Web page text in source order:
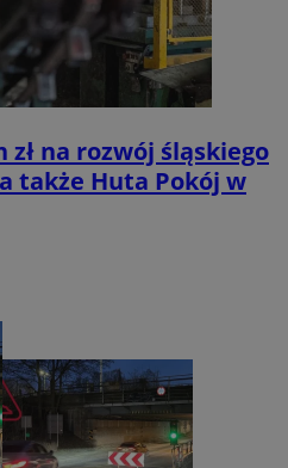
zł na rozwój śląskiego
także Huta Pokój w